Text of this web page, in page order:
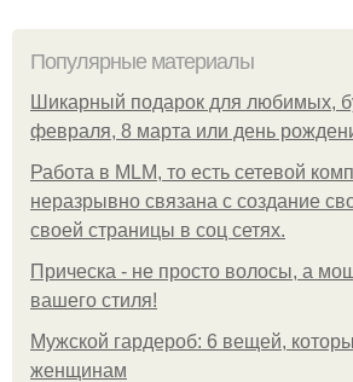
Популярные материалы
Шикарный подарок для любимых,
февраля, 8 марта или день
Работа в MLM, то есть сетевой
неразрывно связана с создание
своей страницы в соц сетях.
Прическа - не просто волосы, а
вашего стиля!
Мужской гардероб: 6 вещей,
женщинам